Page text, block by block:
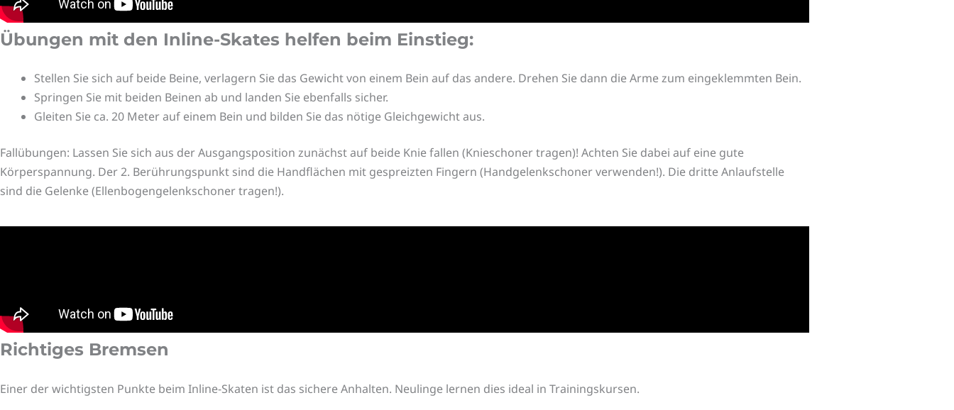
Übungen mit den Inline-Skates helfen beim Einstieg:
Stellen Sie sich auf beide Beine, verlagern Sie das Gewicht von einem Bein auf das andere. Drehen Sie dann die Arme zum eingeklemmten Bein.
Springen Sie mit beiden Beinen ab und landen Sie ebenfalls sicher.
Gleiten Sie ca. 20 Meter auf einem Bein und bilden Sie das nötige Gleichgewicht aus.
Fallübungen: Lassen Sie sich aus der Ausgangsposition zunächst auf beide Knie fallen (Knieschoner tragen)! Achten Sie dabei auf eine gute
Körperspannung. Der 2. Berührungspunkt sind die Handflächen mit gespreizten Fingern (Handgelenkschoner verwenden!). Die dritte Anlaufstelle
sind die Gelenke (Ellenbogengelenkschoner tragen!).
Richtiges Bremsen
Einer der wichtigsten Punkte beim Inline-Skaten ist das sichere Anhalten. Neulinge lernen dies ideal in Trainingskursen.